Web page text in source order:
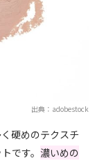
出典：adobestock
硬めのテクスチ
です。 濃いめの